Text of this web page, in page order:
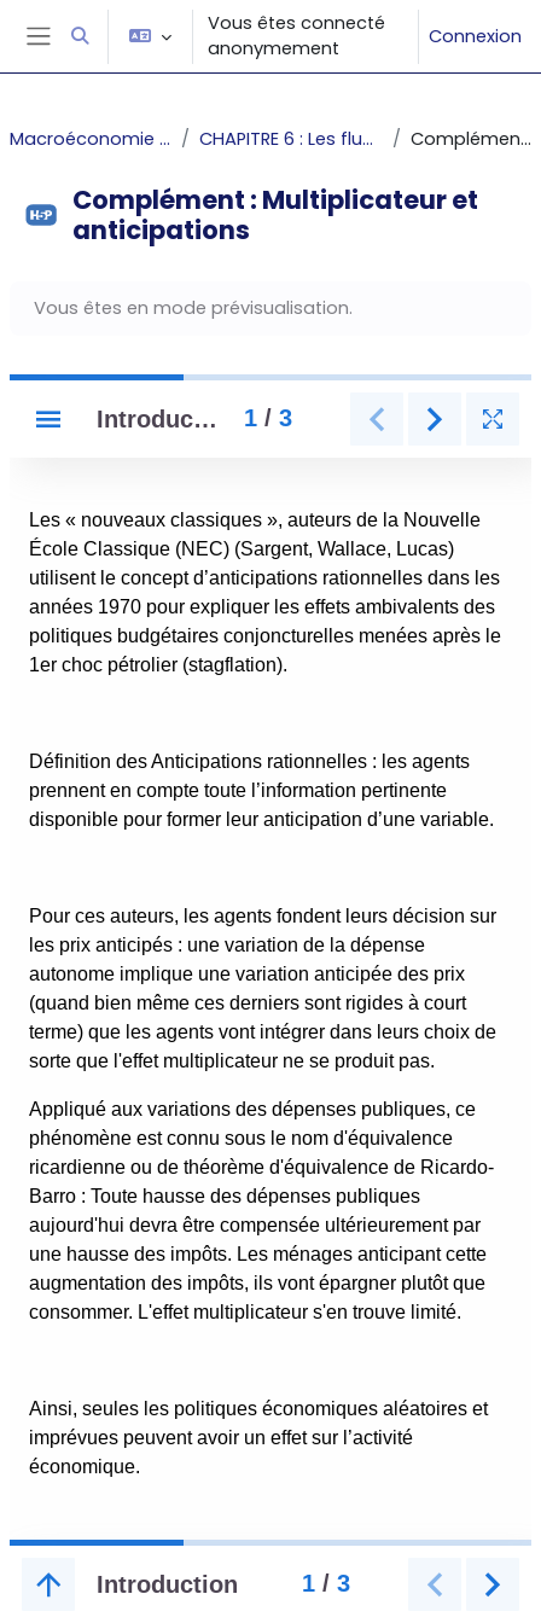
Passer au contenu principal
Panneau latéral
Activer/désactiver la saisie de recherche
Vous êtes connecté
anonymement
Connexion
Macroéconomie 2 : Les fonctions macroéconomiques CHAPITRE 6 : Les fluctuations de la demande et les multiplicateurs Complément : Multiplicateur et anticipations
Complément : Multiplicateur et
anticipations
Vous êtes en mode prévisualisation.